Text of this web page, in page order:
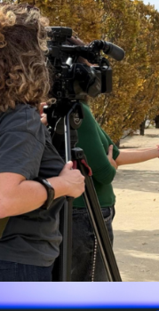
Campanyes
i PR Estratègia